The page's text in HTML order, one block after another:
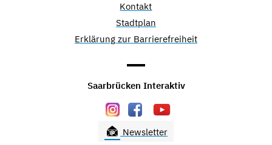
Kontakt
Stadtplan
Erklärung zur Barrierefreiheit
Saarbrücken Interaktiv
Newsletter